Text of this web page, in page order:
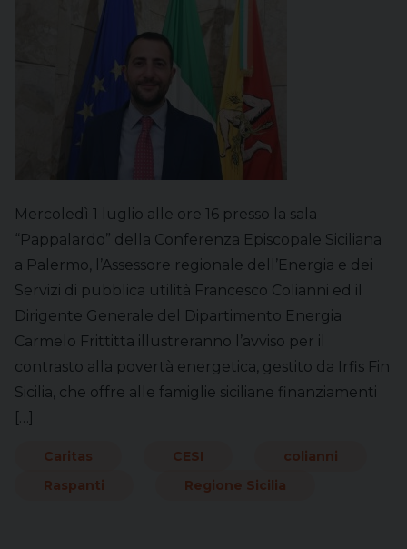
Mercoledì 1 luglio alle ore 16 presso la sala
“Pappalardo” della Conferenza Episcopale Siciliana
a Palermo, l’Assessore regionale dell’Energia e dei
Servizi di pubblica utilità Francesco Colianni ed il
Dirigente Generale del Dipartimento Energia
Carmelo Frittitta illustreranno l’avviso per il
contrasto alla povertà energetica, gestito da Irfis Fin
Sicilia, che offre alle famiglie siciliane finanziamenti
[…]
Caritas CESI
colianni
Raspanti
Regione Sicilia